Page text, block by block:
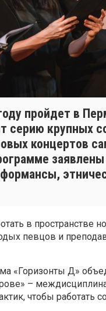
пройдет в
серию крупных
концертов
в пространстве
певцов и
«Горизонты Д»
–
чтобы работать